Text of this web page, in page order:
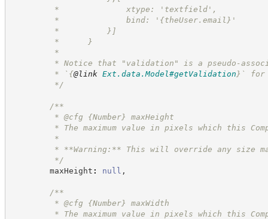
*              xtype: 'textfield',
*              bind: '{theUser.email}'
*          }]
*      }
*
* Notice that "validation" is a pseudo-
* ` {@link Ext.data.Model#getValidation } ` for
*/
/**
* @cfg {Number}
maxHeight
* The maximum value in pixels which this
*
* **Warning:** This will override any size
*/
maxHeight : null ,
/**
* @cfg {Number}
maxWidth
* The maximum value in pixels which this